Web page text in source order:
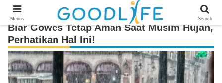
Biar Gowes Tetap Aman Saat Musim Hujan,
Perhatikan Hal Ini!
Menus Search